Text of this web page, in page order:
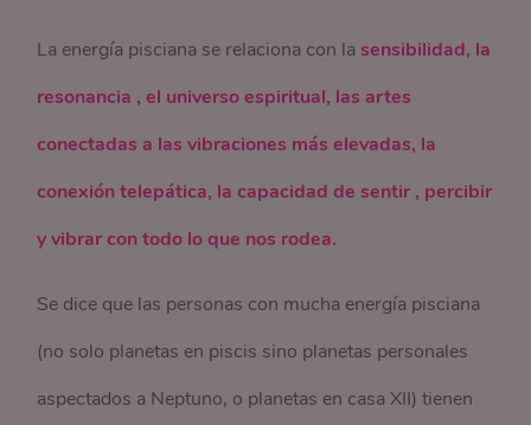
La energía pisciana se relaciona con lasensibilidad, la
resonancia , el universo espiritual, las artes
conectadas a las vibraciones más elevadas, la
conexión telepática, la capacidad de sentir , percibir
y vibrar con todo lo que nos rodea.
Se dice que las personas con mucha energía pisciana
(no solo planetas en piscis sino planetas personales
aspectados a Neptuno, o planetas en casa XII) tienen